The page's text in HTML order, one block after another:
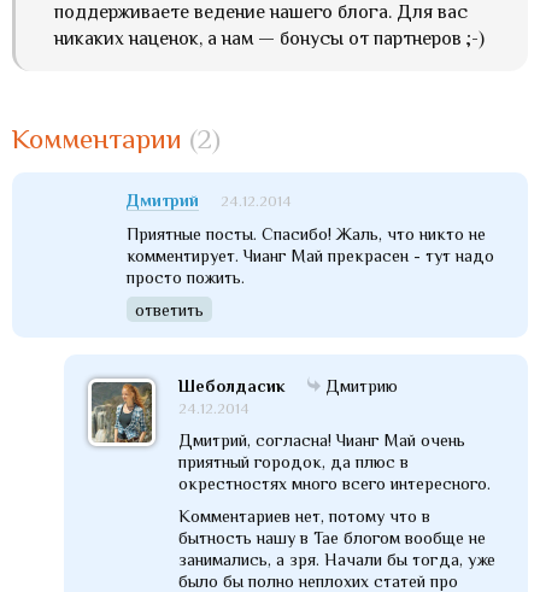
поддерживаете ведение нашего блога. Для вас
никаких наценок, а нам — бонусы от партнеров ;-)
Комментарии (2)
Дмитрий 24.12.2014
Приятные посты. Спасибо! Жаль, что никто не
комментирует. Чианг Май прекрасен - тут надо
просто пожить.
ответить
Шеболдасик Дмитрию
24.12.2014
Дмитрий, согласна! Чианг Май очень
приятный городок, да плюс в
окрестностях много всего интересного.
Комментариев нет, потому что в
бытность нашу в Тае блогом вообще не
занимались, а зря. Начали бы тогда, уже
было бы полно неплохих статей про